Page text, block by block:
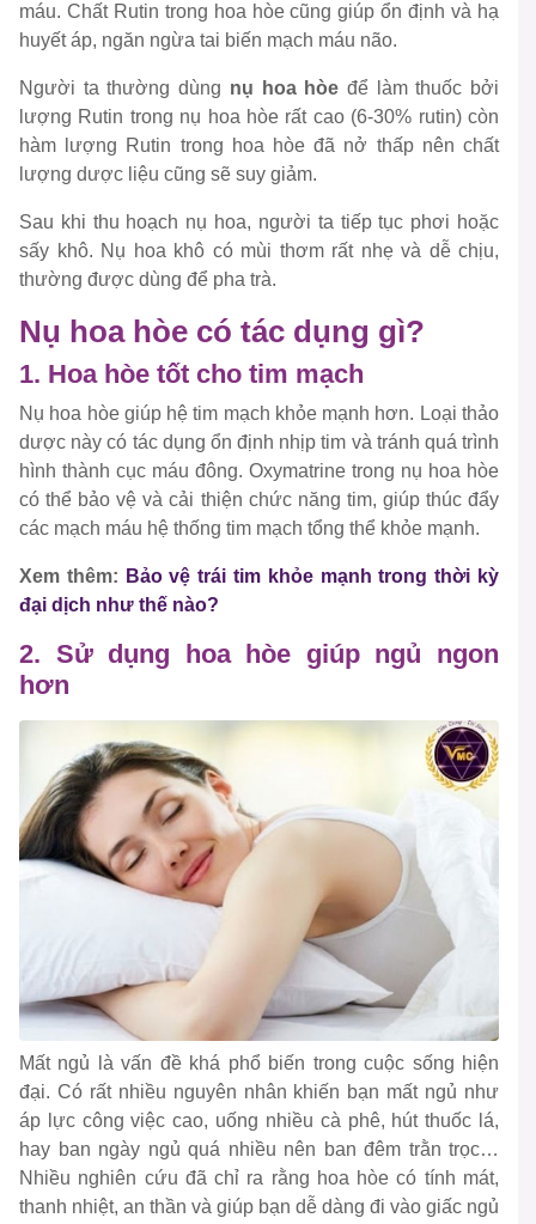
máu. Chất Rutin trong hoa hòe cũng giúp ổn định và hạ
huyết áp, ngăn ngừa tai biến mạch máu não.
Người ta thường dùng nụ hoa hòe để làm thuốc bởi
lượng Rutin trong nụ hoa hòe rất cao (6-30% rutin) còn
hàm lượng Rutin trong hoa hòe đã nở thấp nên chất
lượng dược liệu cũng sẽ suy giảm.
Sau khi thu hoạch nụ hoa, người ta tiếp tục phơi hoặc
sấy khô. Nụ hoa khô có mùi thơm rất nhẹ và dễ chịu,
thường được dùng để pha trà.
Nụ hoa hòe có tác dụng gì?
1. Hoa hòe tốt cho tim mạch
Nụ hoa hòe giúp hệ tim mạch khỏe mạnh hơn. Loại thảo
dược này có tác dụng ổn định nhịp tim và tránh quá trình
hình thành cục máu đông. Oxymatrine trong nụ hoa hòe
có thể bảo vệ và cải thiện chức năng tim, giúp thúc đẩy
các mạch máu hệ thống tim mạch tổng thể khỏe mạnh.
Xem thêm: Bảo vệ trái tim khỏe mạnh trong thời kỳ
đại dịch như thế nào?
2. Sử dụng hoa hòe giúp ngủ ngon
hơn
Mất ngủ là vấn đề khá phổ biến trong cuộc sống hiện
đại. Có rất nhiều nguyên nhân khiến bạn mất ngủ như
áp lực công việc cao, uống nhiều cà phê, hút thuốc lá,
hay ban ngày ngủ quá nhiều nên ban đêm trằn trọc…
Nhiều nghiên cứu đã chỉ ra rằng hoa hòe có tính mát,
thanh nhiệt, an thần và giúp bạn dễ dàng đi vào giấc ngủ